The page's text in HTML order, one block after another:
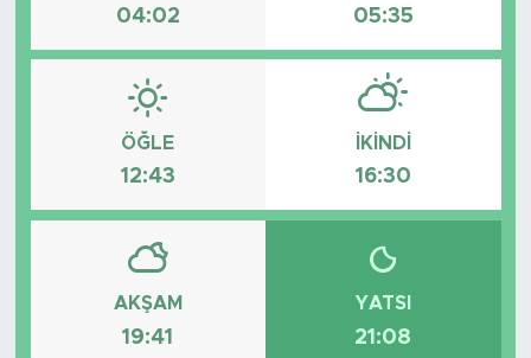
04:02 05:35
ÖĞLE
12:43
İKINDI
16:30
AKŞAM
19:41
YATSI
21:08
Foto Şaka
Teknoloji
Politika